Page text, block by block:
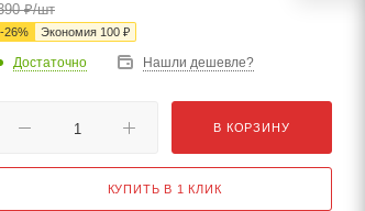
₽/шт
-26% Экономия 100 ₽
Достаточно Нашли дешевле?
В КОРЗИНУ
КУПИТЬ В 1 КЛИК